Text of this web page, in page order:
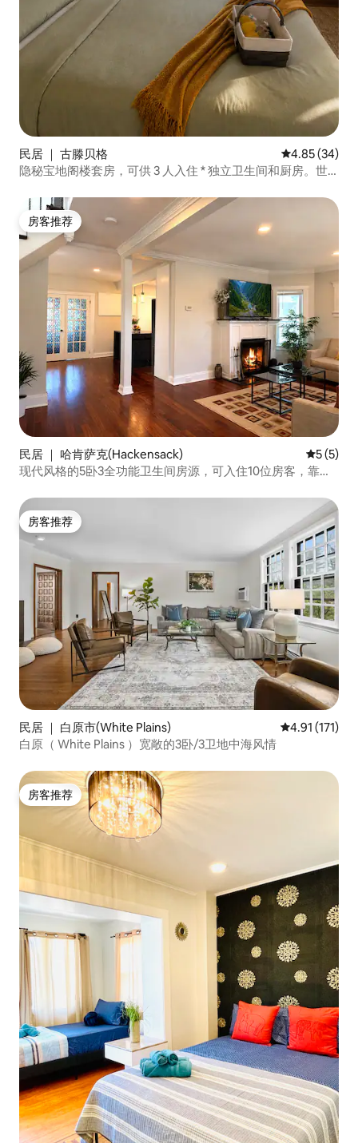
民居 ｜ 古滕贝格 平均评分
4.85 (34)
隐秘宝地阁楼套房，可供 3 人入住 * 独立卫生间和厨房。世
房客推荐
房客推荐
民居 ｜ 哈肯萨克(Hackensack) 平均评分
5 (5)
现代风格的5卧3全功能卫生间房源，可入住10位房客，靠近
房客推荐
房客推荐
民居 ｜ 白原市(White Plains) 平均评分 4.91
4.91 (171)
白原（ White Plains ）宽敞的3卧/3卫地中海风情
房客推荐
房客推荐